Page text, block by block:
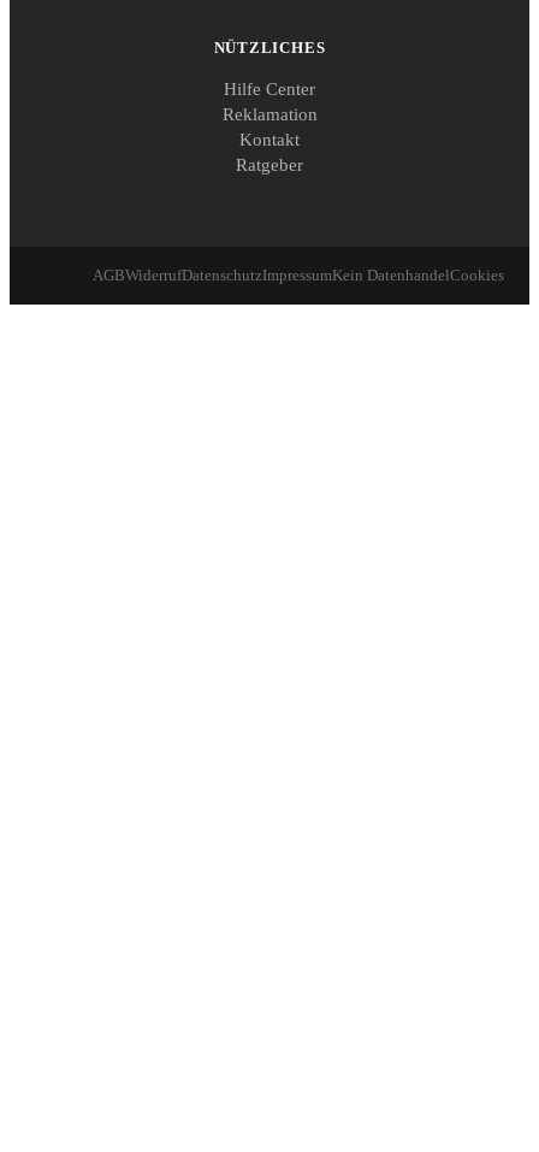
NÜTZLICHES
Hilfe Center
Reklamation
Kontakt
Ratgeber
AGBWiderrufDatenschutzImpressumKein DatenhandelCookies